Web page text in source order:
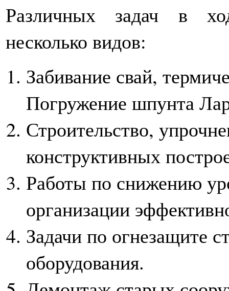
Различных задач в
несколько видов:
Забивание свай,
Погружение шпунта
Строительство,
конструктивных
Работы по снижению
организации
Задачи по огнезащите
оборудования.